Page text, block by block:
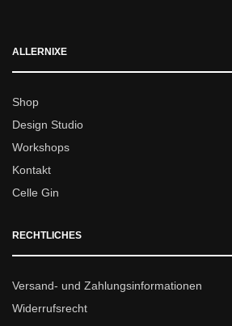
ALLERNIXE
Shop
Design Studio
Workshops
Kontakt
Celle Gin
RECHTLICHES
Versand- und Zahlungsinformationen
Widerrufsrecht